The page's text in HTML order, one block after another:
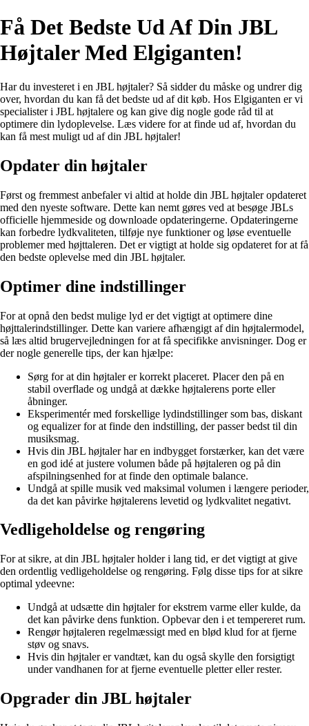
Få Det Bedste Ud Af Din JBL
Højtaler Med Elgiganten!
Har du investeret i en JBL højtaler? Så sidder du måske og undrer dig
over, hvordan du kan få det bedste ud af dit køb. Hos Elgiganten er vi
specialister i JBL højtalere og kan give dig nogle gode råd til at
optimere din lydoplevelse. Læs videre for at finde ud af, hvordan du
kan få mest muligt ud af din JBL højtaler!
Opdater din højtaler
Først og fremmest anbefaler vi altid at holde din JBL højtaler opdateret
med den nyeste software. Dette kan nemt gøres ved at besøge JBLs
officielle hjemmeside og downloade opdateringerne. Opdateringerne
kan forbedre lydkvaliteten, tilføje nye funktioner og løse eventuelle
problemer med højttaleren. Det er vigtigt at holde sig opdateret for at få
den bedste oplevelse med din JBL højtaler.
Optimer dine indstillinger
For at opnå den bedst mulige lyd er det vigtigt at optimere dine
højttalerindstillinger. Dette kan variere afhængigt af din højtalermodel,
så læs altid brugervejledningen for at få specifikke anvisninger. Dog er
der nogle generelle tips, der kan hjælpe:
Sørg for at din højtaler er korrekt placeret. Placer den på en
stabil overflade og undgå at dække højtalerens porte eller
åbninger.
Eksperimentér med forskellige lydindstillinger som bas, diskant
og equalizer for at finde den indstilling, der passer bedst til din
musiksmag.
Hvis din JBL højtaler har en indbygget forstærker, kan det være
en god idé at justere volumen både på højtaleren og på din
afspilningsenhed for at finde den optimale balance.
Undgå at spille musik ved maksimal volumen i længere perioder,
da det kan påvirke højtalerens levetid og lydkvalitet negativt.
Vedligeholdelse og rengøring
For at sikre, at din JBL højtaler holder i lang tid, er det vigtigt at give
den ordentlig vedligeholdelse og rengøring. Følg disse tips for at sikre
optimal ydeevne:
Undgå at udsætte din højtaler for ekstrem varme eller kulde, da
det kan påvirke dens funktion. Opbevar den i et tempereret rum.
Rengør højtaleren regelmæssigt med en blød klud for at fjerne
støv og snavs.
Hvis din højtaler er vandtæt, kan du også skylle den forsigtigt
under vandhanen for at fjerne eventuelle pletter eller rester.
Opgrader din JBL højtaler